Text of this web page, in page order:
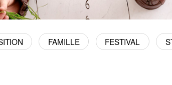
FAMILLE FESTIVAL